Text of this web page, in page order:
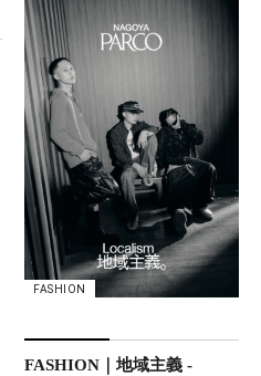
FASHION
FASHION｜地域主義 -